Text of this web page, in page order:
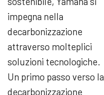
impegna nella
decarbonizzazione
attraverso molteplici
soluzioni tecnologiche.
Un primo passo verso la
decarbonizzazione